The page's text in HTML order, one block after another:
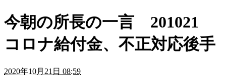
今朝の所長の一言 201021
コロナ給付金、不正対応後手
2020年10月21日 08:59